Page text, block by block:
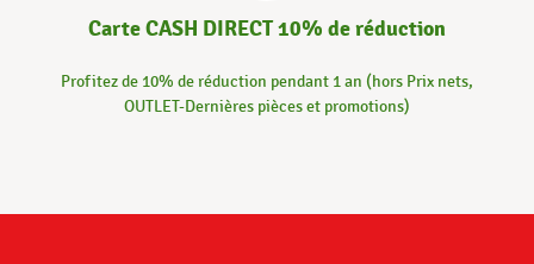
Carte CASH DIRECT 10% de réduction
Profitez de 10% de réduction pendant 1 an (hors Prix nets,
OUTLET-Dernières pièces et promotions)